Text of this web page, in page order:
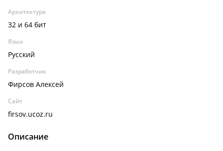
Архитектура
32 и 64 бит
Язык
Русский
Разработчик
Фирсов Алексей
Сайт
firsov.ucoz.ru
Описание